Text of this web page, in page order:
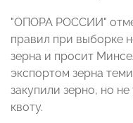
"ОПОРА РОССИИ"
правил при выборке
зерна и просит
экспортом зерна
закупили зерно, но
квоту.